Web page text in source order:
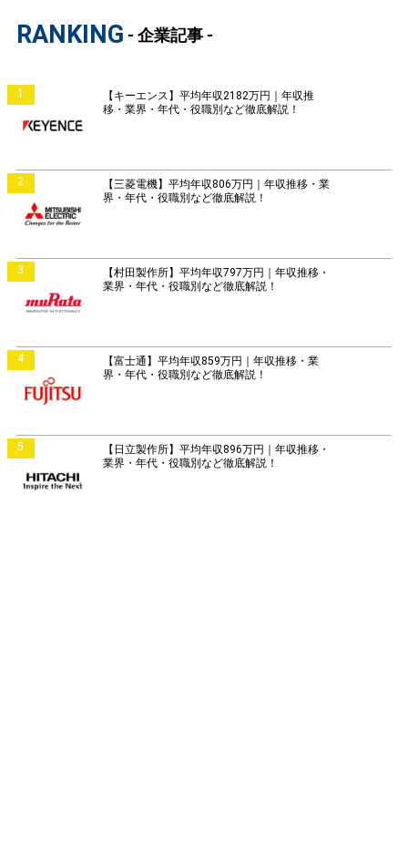
RANKING - 企業記事 -
1
【キーエンス】平均年収2182万円｜年収推
移・業界・年代・役職別など徹底解説！
2
【三菱電機】平均年収806万円｜年収推移・業
界・年代・役職別など徹底解説！
3
【村田製作所】平均年収797万円｜年収推移・
業界・年代・役職別など徹底解説！
4
【富士通】平均年収859万円｜年収推移・業
界・年代・役職別など徹底解説！
5
【日立製作所】平均年収896万円｜年収推移・
業界・年代・役職別など徹底解説！